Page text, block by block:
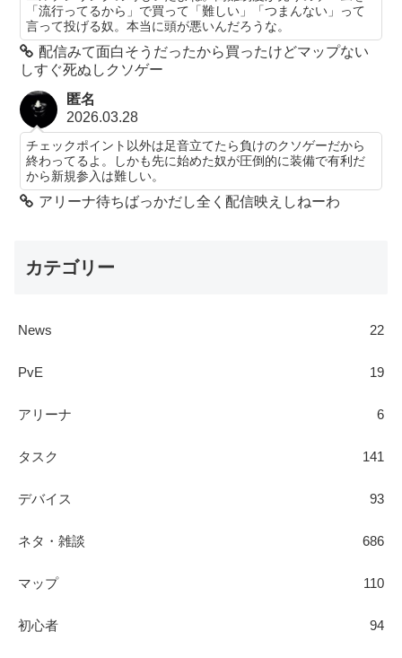
「流行ってるから」で買って「難しい」「つまんない」って
言って投げる奴。本当に頭が悪いんだろうな。
配信みて面白そうだったから買ったけどマップない
しすぐ死ぬしクソゲー
匿名
2026.03.28
チェックポイント以外は足音立てたら負けのクソゲーだから
終わってるよ。しかも先に始めた奴が圧倒的に装備で有利だ
から新規参入は難しい。
アリーナ待ちばっかだし全く配信映えしねーわ
カテゴリー
News 22
PvE 19
アリーナ 6
タスク 141
デバイス 93
ネタ・雑談 686
マップ 110
初心者 94